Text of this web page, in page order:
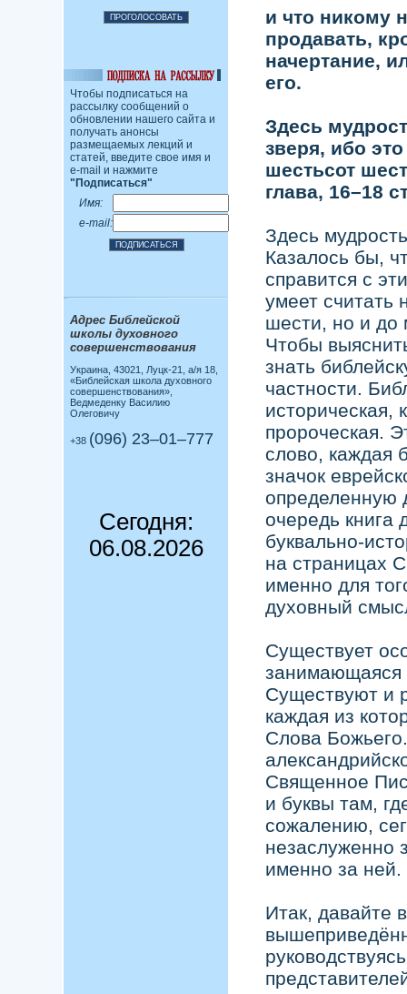
Чтобы подписаться на
рассылку сообщений о
обновлении нашего сайта и
получать анонсы
размещаемых лекций и
статей, введите свое имя и
e-mail и нажмите
"Подписаться"
Имя:
e-mail:
Адрес Библейской
школы духовного
совершенствования
Украина, 43021, Луцк-21, а/я 18,
«Библейская школа духовного
совершенствования»,
Ведмеденку Василию
Олеговичу
+38 (096) 23–01–777
Сегодня:
06.08.2026
и что никому
продавать,
начертание,
его.
Здесь
зверя, ибо
шестьсот
глава, 16–18
Здесь
Казалось бы,
справится с
умеет считать
шести, но и до
Чтобы
знать
частности.
историческая,
пророческая.
слово, каждая
значок
определенную
очередь книга
буквально-
на страницах
именно для
духовный
Существует
занимающаяся
Существуют и
каждая из
Слова
Священное
и буквы там,
сожалению,
незаслуженно
именно за ней.
Итак, давайте